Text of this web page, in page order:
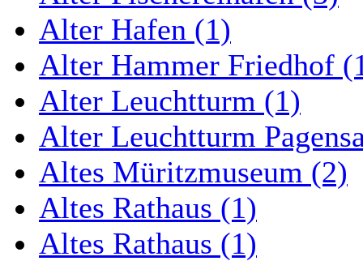
Alter Hafen (1)
Alter Hammer Friedhof
Alter Leuchtturm (1)
Alter Leuchtturm
Altes Müritzmuseum (2)
Altes Rathaus (1)
Altes Rathaus (1)